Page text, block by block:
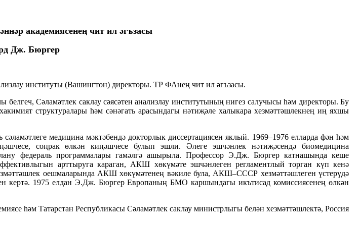
академиясенең чит ил әгъзасы
Дж. Бюргер
институты (Вашингтон) директоры. ТР ФАнең чит ил әгъзасы.
Сәламәтлек саклау сәясәтен анализлау институтының нигез салучысы һәм директоры. Бу
структуралары һәм сәнәгать арасындагы нәтиҗәле халыкара хезмәттәшлекнең иң яхшы
медицина мәктәбендә докторлык диссертациясен яклый. 1969–1976 елларда фән һәм
соңрак өлкән киңәшчесе булып эшли. Әлеге эшчәнлек нәтиҗәсендә биомедицина
федераль программалары гамәлгә ашырыла. Профессор Э.Дж. Бюргер катнашында кеше
арттыруга караган, АКШ хөкүмәте эшчәнлеген регламентлый торган күп кенә
оешмаларында АКШ хөкүмәтенең вәкиле була, АКШ–СССР хезмәттәшлеген үстерүдә
кертә. 1975 елдан Э.Дж. Бюргер Европаның БМО каршындагы икътисад комиссиясенең өлкән
һәм Татарстан Республикасы Сәламәтлек саклау министрлыгы белән хезмәттәшлектә, Россия